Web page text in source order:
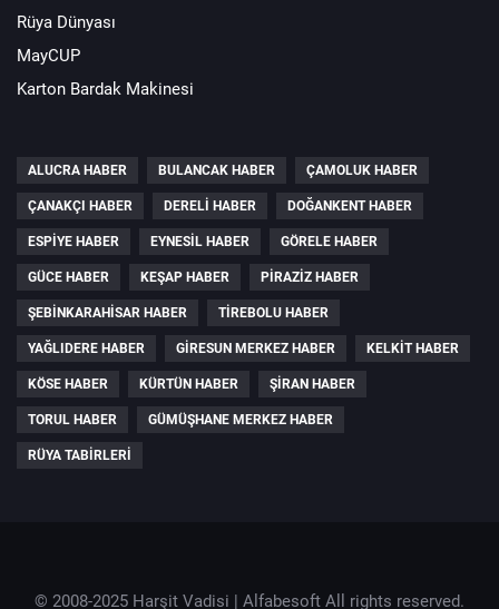
Rüya Dünyası
MayCUP
Karton Bardak Makinesi
ALUCRA HABER BULANCAK HABER ÇAMOLUK HABER
ÇANAKÇI HABER DERELI HABER DOĞANKENT HABER
ESPIYE HABER EYNESIL HABER GÖRELE HABER
GÜCE HABER KEŞAP HABER PIRAZIZ HABER
ŞEBINKARAHISAR HABER TIREBOLU HABER
YAĞLIDERE HABER GIRESUN MERKEZ HABER KELKIT HABER
KÖSE HABER KÜRTÜN HABER ŞIRAN HABER
TORUL HABER GÜMÜŞHANE MERKEZ HABER
RÜYA TABIRLERI
© 2008-2025 Harşit Vadisi | Alfabesoft All rights reserved.